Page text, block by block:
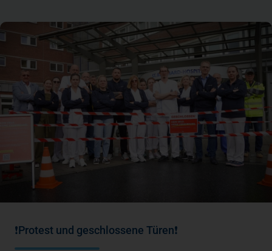
❗Protest und geschlossene Türen❗